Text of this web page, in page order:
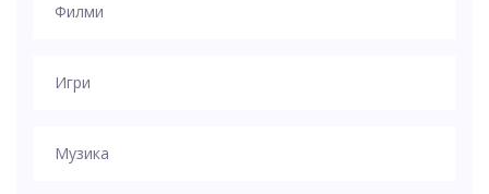
Филми
Игри
Музика